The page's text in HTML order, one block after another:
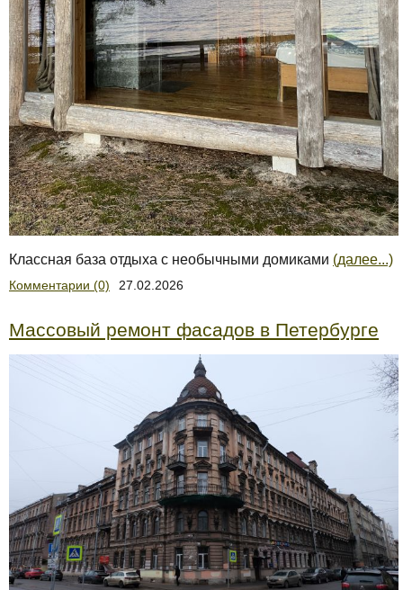
Классная база отдыха с необычными домиками (далее...)
Комментарии (0) 27.02.2026
Массовый ремонт фасадов в Петербурге